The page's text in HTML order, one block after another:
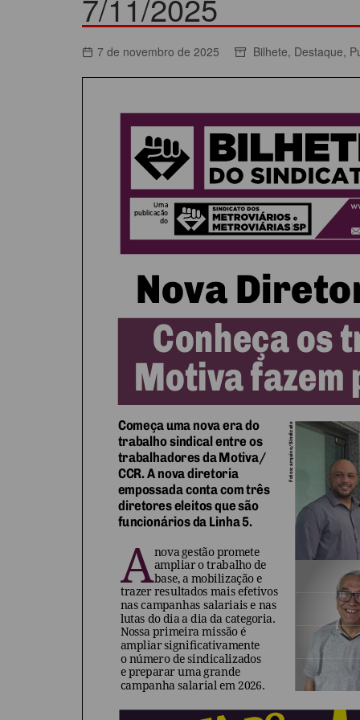
DOCUMENTOS
7 de novembro de 2025 Bilhete, Destaque,